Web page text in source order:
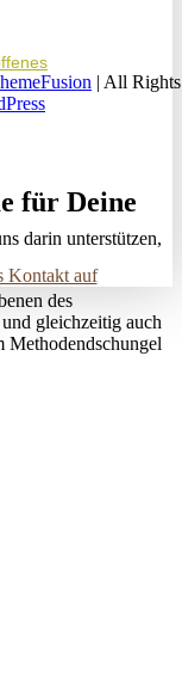
für Deine
Kontakt auf
| All Rights
darin unterstützen,
des
gleichzeitig auch
Methodendschungel